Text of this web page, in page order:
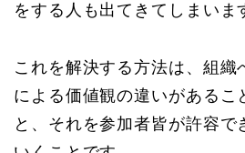
をする人も出てきてしまいま
これを解決する方法は、組織
による価値観の違いがあるこ
と、それを参加者皆が許容で